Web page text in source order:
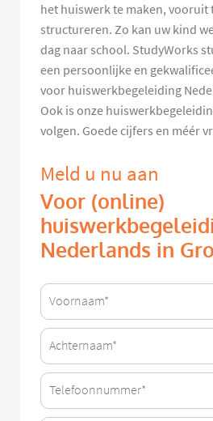
het huiswerk te maken, vooruit
structureren. Zo kan uw kind
dag naar school. StudyWorks
een persoonlijke en
voor huiswerkbegeleiding
Ook is onze
volgen. Goede cijfers en méér
Meld u nu aan
Voor (online)
Nederlands in